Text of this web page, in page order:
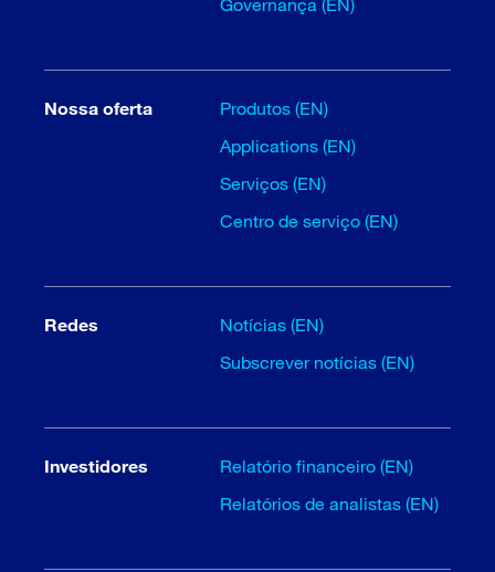
Governança (EN)
Nossa oferta
Produtos (EN)
Applications (EN)
Serviços (EN)
Centro de serviço (EN)
Redes
Notícias (EN)
Subscrever notícias (EN)
Investidores
Relatório financeiro (EN)
Relatórios de analistas (EN)